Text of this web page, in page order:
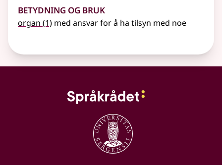
Betydning og bruk
organ (1) med ansvar for å ha tilsyn med noe